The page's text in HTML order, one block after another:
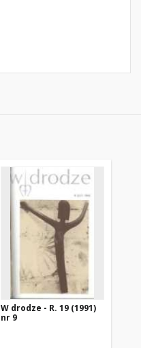
W drodze - R. 19 (1991)
nr 9